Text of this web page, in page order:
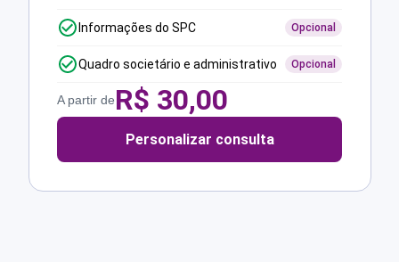
Informações do SPC Opcional
Quadro societário e administrativo Opcional
A partir deR$ 30,00
Personalizar consulta